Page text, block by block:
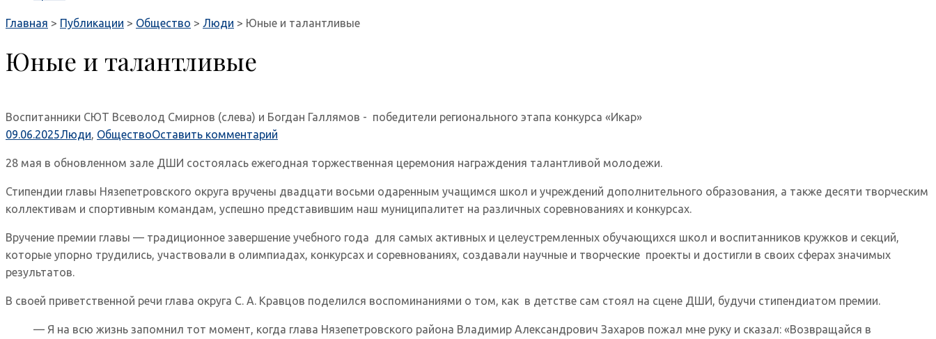
Главная > Публикации > Общество > Люди > Юные и талантливые
Юные и талантливые
Воспитанники СЮТ Всеволод Смирнов (слева) и Богдан Галлямов - победители регионального этапа конкурса «Икар»
09.06.2025Люди, ОбществоОставить комментарий
28 мая в обновленном зале ДШИ состоялась ежегодная торжественная церемония награждения талантливой молодежи.
Стипендии главы Нязепетровского округа вручены двадцати восьми одаренным учащимся школ и учреждений дополнительного образования, а также десяти творческим
коллективам и спортивным командам, успешно представившим наш муниципалитет на различных соревнованиях и конкурсах.
Вручение премии главы — традиционное завершение учебного года для самых активных и целеустремленных обучающихся школ и воспитанников кружков и секций,
которые упорно трудились, участвовали в олимпиадах, конкурсах и соревнованиях, создавали научные и творческие проекты и достигли в своих сферах значимых
результатов.
В своей приветственной речи глава округа С. А. Кравцов поделился воспоминаниями о том, как в детстве сам стоял на сцене ДШИ, будучи стипендиатом премии.
— Я на всю жизнь запомнил тот момент, когда глава Нязепетровского района Владимир Александрович Захаров пожал мне руку и сказал: «Возвращайся в